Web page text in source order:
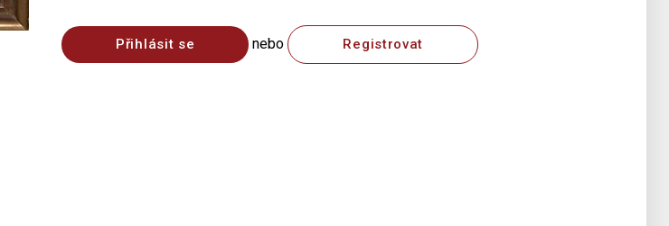
Přihlásit se nebo Registrovat